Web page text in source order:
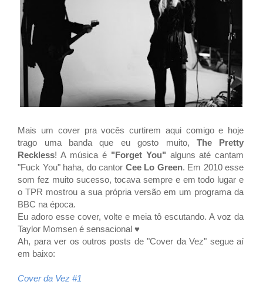
Mais um cover pra vocês curtirem aqui comigo e hoje
trago uma banda que eu gosto muito, The Pretty
Reckless! A música é "Forget You" alguns até cantam
"Fuck You" haha, do cantor Cee Lo Green. Em 2010 esse
som fez muito sucesso, tocava sempre e em todo lugar e
o TPR mostrou a sua própria versão em um programa da
BBC na época.
Eu adoro esse cover, volte e meia tô escutando. A voz da
Taylor Momsen é sensacional ♥
Ah, para ver os outros posts de "Cover da Vez" segue aí
em baixo:
Cover da Vez #1